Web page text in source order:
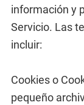
información y
Servicio. Las
incluir:
Cookies o
pequeño